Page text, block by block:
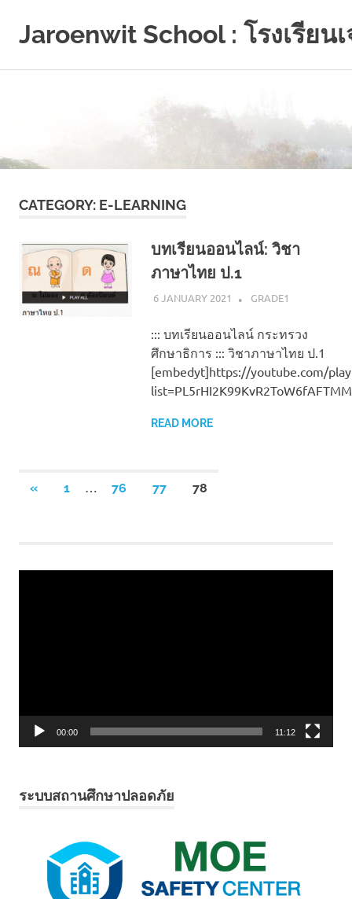
Jaroenwit School : โรงเรียน
CATEGORY: E-LEARNING
บทเรียนออนไลน์: วิชา
ภาษาไทย ป.1
6 JANUARY 2021 NAPASS
GRADE1
::: บทเรียนออนไลน์ กระทรวง
ศึกษาธิการ ::: วิชาภาษาไทย ป.1
[embedyt]https://youtube.com/
READ MORE
Posts
«PREVIOUS
1 76 77 78
00:00 11:12
ระบบสถานศึกษาปลอดภัย